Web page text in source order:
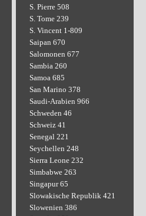
S. Pierre 508
S. Tome 239
S. Vincent 1-809
Saipan 670
Salomonen 677
Sambia 260
Samoa 685
San Marino 378
Saudi-Arabien 966
Schweden 46
Schweiz 41
Senegal 221
Seychellen 248
Sierra Leone 232
Simbabwe 263
Singapur 65
Slowakische Republik 421
Slowenien 386